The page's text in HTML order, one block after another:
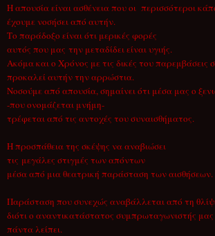
Η απουσία είναι ασθένεια που οι περισσότεροι
έχουμε νοσήσει από αυτήν.
Το παράδοξο είναι ότι μερικές φορές
αυτός που μας την μεταδίδει είναι υγιής.
Ακόμα και ο Χρόνος με τις δικές του παρεμβάσεις
προκαλεί αυτήν την αρρώστια.
Νοσούμε από απουσία, σημαίνει ότι μέσα μας ο
-που ονομάζεται μνήμη-
τρέφεται από τις αντοχές του συναισθήματος.
Η προσπάθεια της σκέψης να αναβιώσει
τις μεγάλες στιγμές των απόντων
μέσα από μια θεατρική παράσταση των αισθήσεων.
Παράσταση που συνεχώς αναβάλλεται από τη
διότι ο αναντικατάστατος συμπρωταγωνιστής μας
πάντα λείπει.